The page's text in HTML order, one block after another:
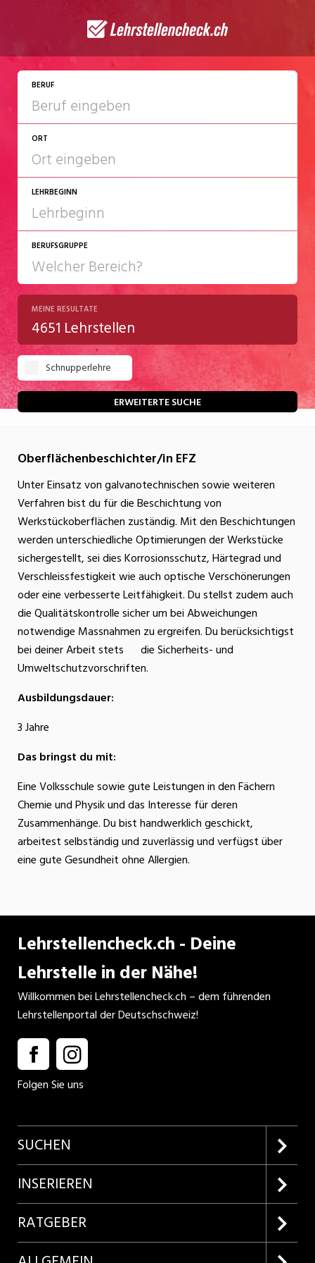
BERUF
ORT
LEHRBEGINN
2027
2028
BERUFSGRUPPE
Chemie/Pharma
Gastgewerbe
Gesundheit/Pflege/Soziales
Handwerk/Technik
Kultur
Nahrung
Natur
Verkehr/Logistik
Wirtschaft/Verwaltung
MEINE RESULTATE
4651 Lehrstellen
Schnupperlehre
ERWEITERTE SUCHE
Oberflächenbeschichter/in EFZ
Unter Einsatz von galvanotechnischen sowie weiteren
Verfahren bist du für die Beschichtung von
Werkstückoberflächen zuständig. Mit den Beschichtungen
werden unterschiedliche Optimierungen der Werkstücke
sichergestellt, sei dies Korrosionsschutz, Härtegrad und
Verschleissfestigkeit wie auch optische Verschönerungen
oder eine verbesserte Leitfähigkeit. Du stellst zudem auch
die Qualitätskontrolle sicher um bei Abweichungen
notwendige Massnahmen zu ergreifen. Du berücksichtigst
bei deiner Arbeit stets die Sicherheits- und
Umweltschutzvorschriften.
Ausbildungsdauer:
3 Jahre
Das bringst du mit:
Eine Volksschule sowie gute Leistungen in den Fächern
Chemie und Physik und das Interesse für deren
Zusammenhänge. Du bist handwerklich geschickt,
arbeitest selbständig und zuverlässig und verfügst über
eine gute Gesundheit ohne Allergien.
Lehrstellencheck.ch - Deine
Lehrstelle in der Nähe!
Willkommen bei Lehrstellencheck.ch – dem führenden
Lehrstellenportal der Deutschschweiz!
Folgen Sie uns
SUCHEN
Firmenprofile entdecken
Lehrstellen suchen
INSERIEREN
Kundenlogin
Inserieren
RATGEBER
Lehrberufe entdecken